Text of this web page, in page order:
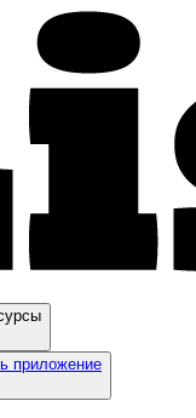
приложение